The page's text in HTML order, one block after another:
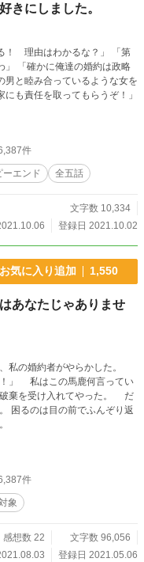
きにしました。
！ 理由はわかるな？」 「第
」 「確かに俺達の婚約は政略
男と睦み合っているような女を
も責任を取ってもらうぞ！」
件
ーエンド 全五話
文字数 10,334
登録日 2021.10.02
お気に入り追加 1,550
あなたじゃありませ
の婚約者がやらかした。
てい
棄を受け入れてやった。 だ
困るのは目の前でふんぞり返
件
象
感想数 22
文字数 96,056
登録日 2021.05.06